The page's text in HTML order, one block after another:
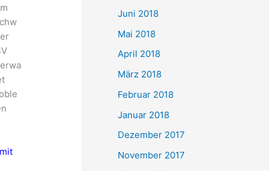
Juni 2018
Mai 2018
April 2018
März 2018
Februar 2018
Januar 2018
Dezember 2017
November 2017